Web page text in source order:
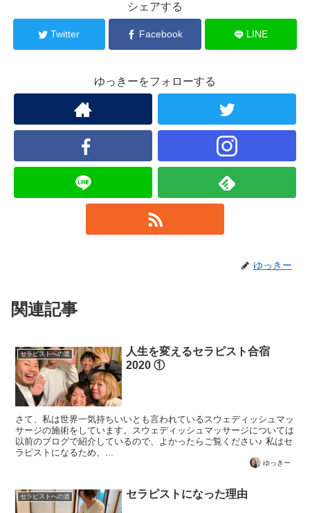
シェアする
Twitter Facebook LINE
ゆっきーをフォローする
ゆっきー
関連記事
セラピストへの道
人生を変えるセラピスト合宿
2020 ①
さて、私は世界一気持ちいいとも言われているスウェディッシュマッ
サージの施術をしています。スウェディッシュマッサージについては
以前のブログで紹介しているので、よかったらご覧ください♪ 私はセ
ラピストになるため、...
ゆっきー
セラピストへの道 セラピストになった理由